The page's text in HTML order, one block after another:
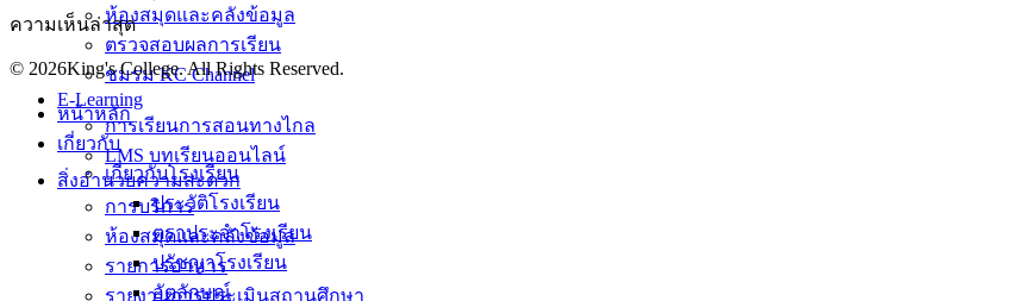
ห้องสมุดและคลังข้อมูล
ตรวจสอบผลการเรียน
ชมรม KC Channel
E-Learning
การเรียนการสอนทางไกล
LMS บทเรียนออนไลน์
สิ่งอำนวยความสะดวก
การบริการ
ห้องสมุดและคลังข้อมูล
รายการอาหาร
รายงานการประเมินสถานศึกษา
ความเห็นล่าสุด
© 2026King's College. All Rights Reserved.
หน้าหลัก
เกี่ยวกับ
เกี่ยวกับโรงเรียน
ประวัติโรงเรียน
ตราประจำโรงเรียน
ปรัชญาโรงเรียน
อัตลักษณ์